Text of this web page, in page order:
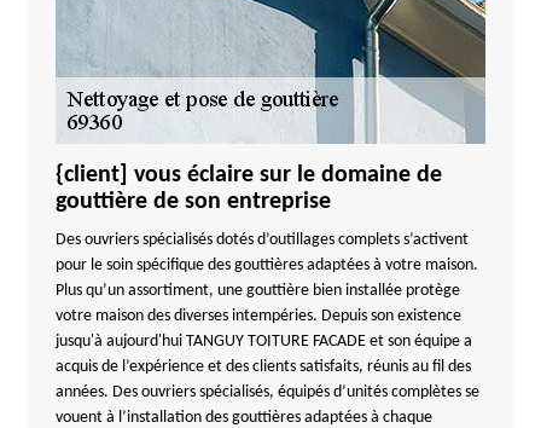
{client] vous éclaire sur le domaine de
gouttière de son entreprise
Des ouvriers spécialisés dotés d’outillages complets s’activent
pour le soin spécifique des gouttières adaptées à votre maison.
Plus qu’un assortiment, une gouttière bien installée protège
votre maison des diverses intempéries. Depuis son existence
jusqu'à aujourd'hui TANGUY TOITURE FACADE et son équipe a
acquis de l’expérience et des clients satisfaits, réunis au fil des
années. Des ouvriers spécialisés, équipés d’unités complètes se
vouent à l’installation des gouttières adaptées à chaque